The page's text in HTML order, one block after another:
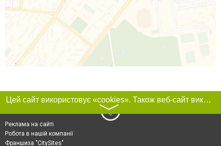
Цей сайт використовує «cookies». Також веб-сайт використовує інтернет-сервіс для збору технічних даних стосовно відвідувачів з метою отримання маркетингової та статистичної інформації. Умови обробки даних відвідувачів сайту див.
〉
Реклама на сайті
Робота в нашій компанії
Франшиза "CitySites"